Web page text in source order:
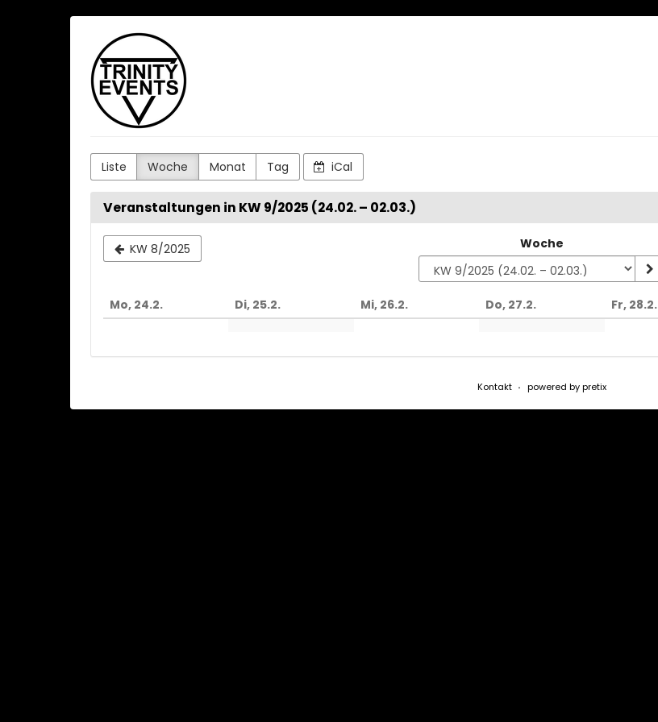
Trinity
Events
Liste Woche Monat Tag iCal
Veranstaltungen in KW 9/2025 (24.02. – 02.03.)
KW 8/2025
auswählen
Woche
Mo, 24.2. Di, 25.2. Mi, 26.2. Do, 27.2. Fr, 28.2.
Kontakt powered by pretix